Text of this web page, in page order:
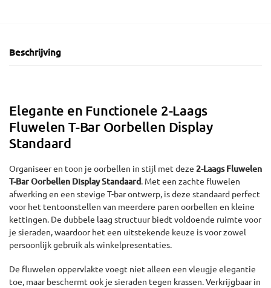
Beschrijving
Elegante en Functionele 2-Laags
Fluwelen T-Bar Oorbellen Display
Standaard
Organiseer en toon je oorbellen in stijl met deze 2-Laags Fluwelen
T-Bar Oorbellen Display Standaard. Met een zachte fluwelen
afwerking en een stevige T-bar ontwerp, is deze standaard perfect
voor het tentoonstellen van meerdere paren oorbellen en kleine
kettingen. De dubbele laag structuur biedt voldoende ruimte voor
je sieraden, waardoor het een uitstekende keuze is voor zowel
persoonlijk gebruik als winkelpresentaties.
De fluwelen oppervlakte voegt niet alleen een vleugje elegantie
toe, maar beschermt ook je sieraden tegen krassen. Verkrijgbaar in